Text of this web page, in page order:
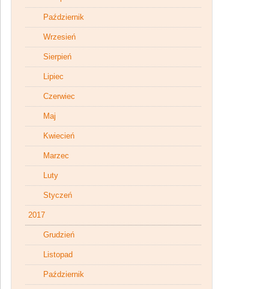
Październik
Wrzesień
Sierpień
Lipiec
Czerwiec
Maj
Kwiecień
Marzec
Luty
Styczeń
2017
Grudzień
Listopad
Październik